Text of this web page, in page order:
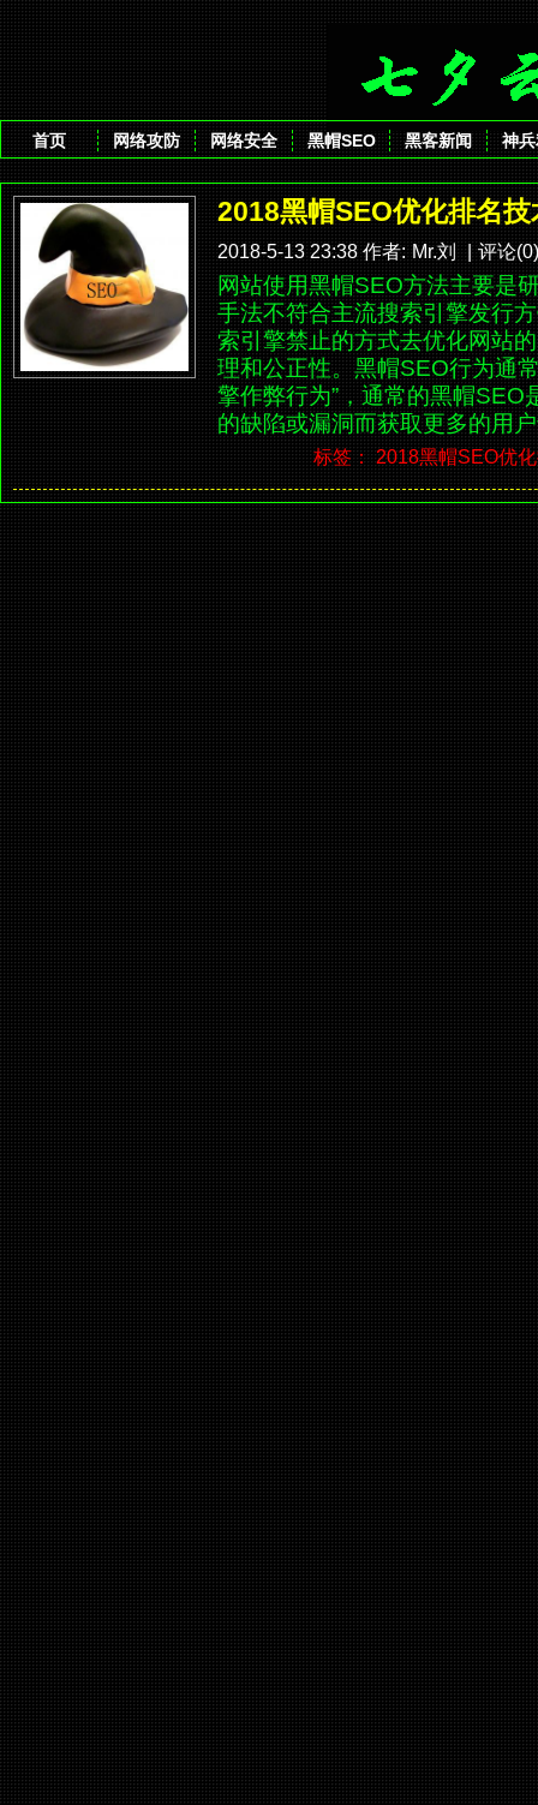
首页 网络攻防 网络安全 黑帽SEO 黑客新闻 神
2018黑帽SEO优化排名
2018-5-13 23:38 作者: Mr.刘 | 评论(0)
网站使用黑帽SEO方法主要是
手法不符合主流搜索引擎发行
索引擎禁止的方式去优化网站
理和公正性。黑帽SEO行为通
擎作弊行为”，通常的黑帽
的缺陷或漏洞而获取更多的用
标签：2018黑帽SEO优